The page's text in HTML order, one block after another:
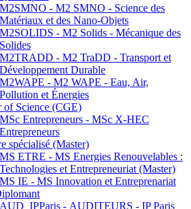
M2SMNO - M2 SMNO - Science des
Matériaux et des Nano-Objets
M2SOLIDS - M2 Solids - Mécanique des
Solides
M2TRADD - M2 TraDD - Transport et
Développement Durable
M2WAPE - M2 WAPE - Eau, Air,
Pollution et Énergies
of Science (CGE)
MSc Entrepreneurs - MSc X-HEC
Entrepreneurs
spécialisé (Master)
MS ETRE - MS Energies Renouvelables :
Technologies et Entrepreneuriat (Master)
MS IE - MS Innovation et Entreprenariat
AUD_IPParis - AUDITEURS - IP Paris